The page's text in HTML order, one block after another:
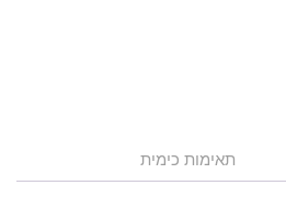
תאימות כימית